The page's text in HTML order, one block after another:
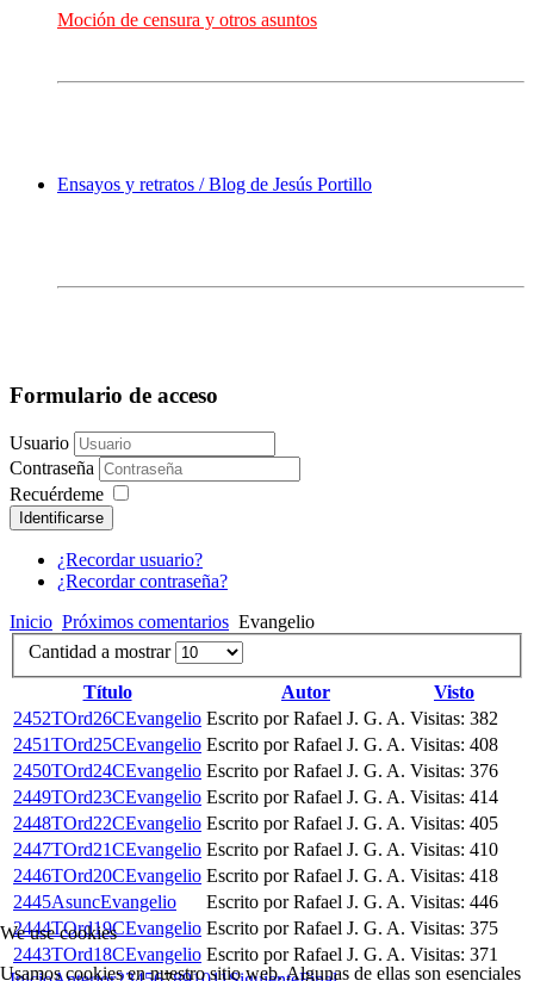
Moción de censura y otros asuntos
Ensayos y retratos / Blog de Jesús Portillo
Formulario de acceso
Usuario
Contraseña
Recuérdeme
Identificarse
¿Recordar usuario?
¿Recordar contraseña?
Inicio Próximos comentarios Evangelio
Cantidad a mostrar
Título
Autor
Visto
2452TOrd26CEvangelio Escrito por Rafael J. G. A. Visitas: 382
2451TOrd25CEvangelio Escrito por Rafael J. G. A. Visitas: 408
2450TOrd24CEvangelio Escrito por Rafael J. G. A. Visitas: 376
2449TOrd23CEvangelio Escrito por Rafael J. G. A. Visitas: 414
2448TOrd22CEvangelio Escrito por Rafael J. G. A. Visitas: 405
2447TOrd21CEvangelio Escrito por Rafael J. G. A. Visitas: 410
2446TOrd20CEvangelio Escrito por Rafael J. G. A. Visitas: 418
2445AsuncEvangelio
Escrito por Rafael J. G. A. Visitas: 446
2444TOrd19CEvangelio Escrito por Rafael J. G. A. Visitas: 375
2443TOrd18CEvangelio Escrito por Rafael J. G. A. Visitas: 371
We use cookies
Usamos cookies en nuestro sitio web. Algunas de ellas son esenciales